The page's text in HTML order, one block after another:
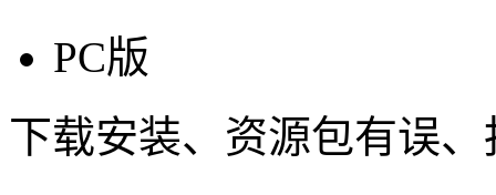
PC版
下载安装、资源包有误